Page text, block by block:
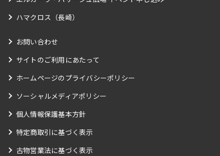
ハマクロス（長崎）
お問い合わせ
サイトのご利用にあたって
ホームページのプライバシーポリシー
ソーシャルメディアポリシー
個人情報保護基本方針
特定商取引に基づく表示
古物営業法に基づく表示